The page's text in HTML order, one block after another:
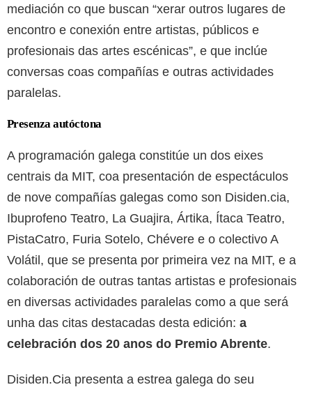
mediación co que buscan “xerar outros lugares de
encontro e conexión entre artistas, públicos e
profesionais das artes escénicas”, e que inclúe
conversas coas compañías e outras actividades
paralelas.
Presenza autóctona
A programación galega constitúe un dos eixes
centrais da MIT, coa presentación de espectáculos
de nove compañías galegas como son Disiden.cia,
Ibuprofeno Teatro, La Guajira, Ártika, Ítaca Teatro,
PistaCatro, Furia Sotelo, Chévere e o colectivo A
Volátil, que se presenta por primeira vez na MIT, e a
colaboración de outras tantas artistas e profesionais
en diversas actividades paralelas como a que será
unha das citas destacadas desta edición: a
celebración dos 20 anos do Premio Abrente.
Disiden.Cia presenta a estrea galega do seu